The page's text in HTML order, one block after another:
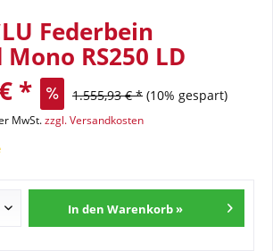
Federbein
RS250 LD
* 1.555,93 € * (10% gespart)
MwSt.zzgl. Versandkosten
In den Warenkorb »